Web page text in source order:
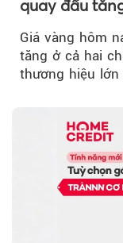
quay đầu
Giá vàng hôm
tăng ở cả hai
thương hiệu